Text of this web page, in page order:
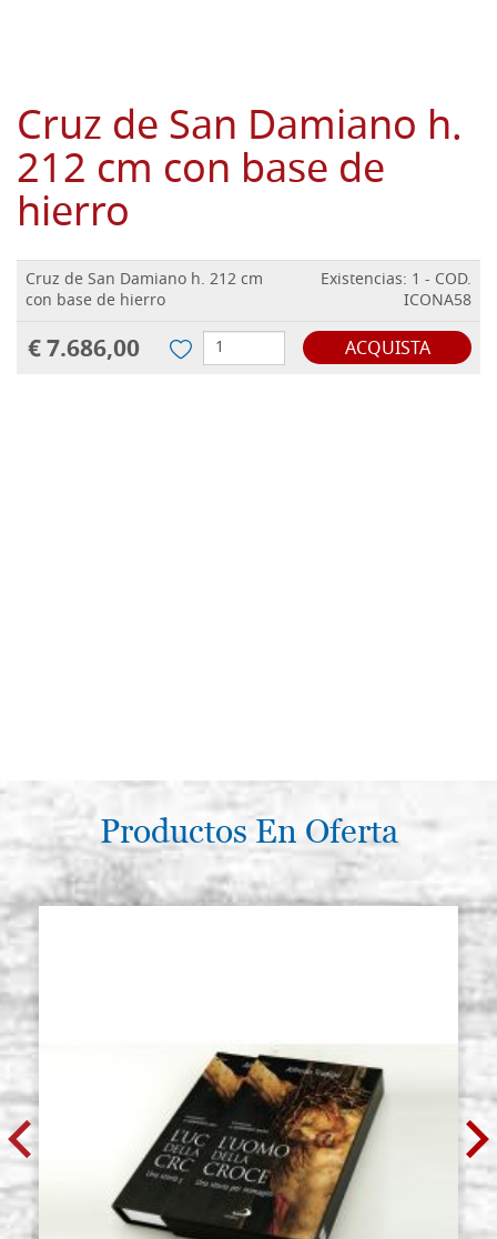
Cruz de San Damiano h.
212 cm con base de
hierro
Cruz de San Damiano h. 212 cm
con base de hierro
Existencias: 1 - COD.
ICONA58
€ 7.686,00 ACQUISTA
Productos En Oferta